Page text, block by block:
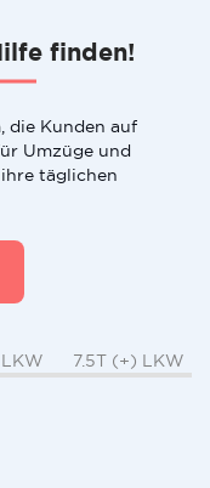
finden!
die Kunden auf
Umzüge und
täglichen
7.5T (+) LKW